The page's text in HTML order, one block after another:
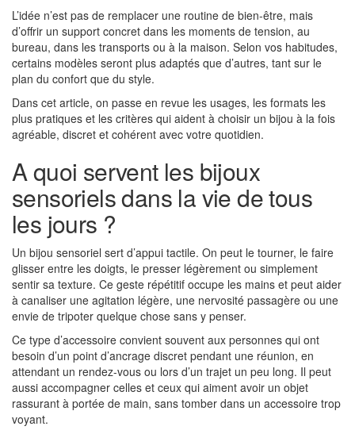
L’idée n’est pas de remplacer une routine de bien-être, mais
d’offrir un support concret dans les moments de tension, au
bureau, dans les transports ou à la maison. Selon vos habitudes,
certains modèles seront plus adaptés que d’autres, tant sur le
plan du confort que du style.
Dans cet article, on passe en revue les usages, les formats les
plus pratiques et les critères qui aident à choisir un bijou à la fois
agréable, discret et cohérent avec votre quotidien.
A quoi servent les bijoux
sensoriels dans la vie de tous
les jours ?
Un bijou sensoriel sert d’appui tactile. On peut le tourner, le faire
glisser entre les doigts, le presser légèrement ou simplement
sentir sa texture. Ce geste répétitif occupe les mains et peut aider
à canaliser une agitation légère, une nervosité passagère ou une
envie de tripoter quelque chose sans y penser.
Ce type d’accessoire convient souvent aux personnes qui ont
besoin d’un point d’ancrage discret pendant une réunion, en
attendant un rendez-vous ou lors d’un trajet un peu long. Il peut
aussi accompagner celles et ceux qui aiment avoir un objet
rassurant à portée de main, sans tomber dans un accessoire trop
voyant.